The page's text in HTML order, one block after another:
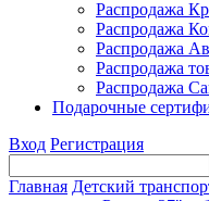
Распродажа
Распродажа
Распродажа
Распродажа
Распродажа
Подарочные
Вход Регистрация
Главная Детский